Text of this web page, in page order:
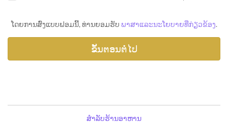
ໂດຍການສົ່ງແບບຟອມນີ້, ທ່ານຍອມຮັບ ພາສາແລະນະໂຍບາຍທີ່ກ່ຽວຂ້ອງ.
ສຳລັບຮ້ານອາຫານ